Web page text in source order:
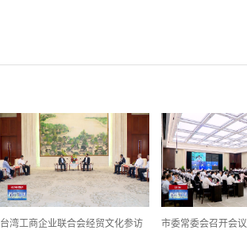
台湾工商企业联合会经贸文化参访 市委常委会召开会议